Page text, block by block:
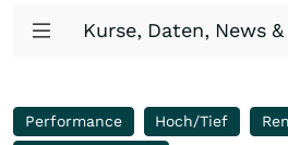
Kurse, Daten, News
Performance Hoch/Tief